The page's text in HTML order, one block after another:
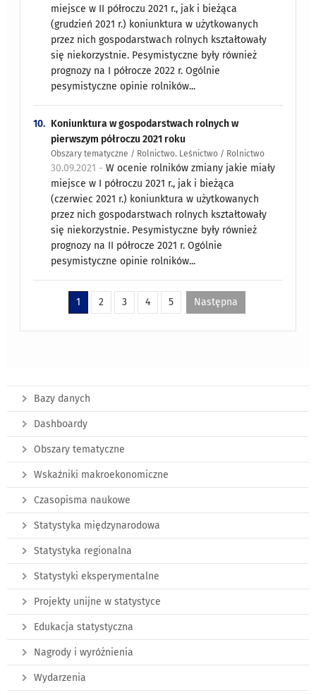
miejsce w II półroczu 2021 r., jak i bieżąca
(grudzień 2021 r.) koniunktura w użytkowanych
przez nich gospodarstwach rolnych kształtowały
się niekorzystnie. Pesymistyczne były również
prognozy na I półrocze 2022 r. Ogólnie
pesymistyczne opinie rolników...
10. Koniunktura w gospodarstwach rolnych w
pierwszym półroczu 2021 roku
Obszary tematyczne / Rolnictwo. Leśnictwo / Rolnictwo
30.09.2021 -W ocenie rolników zmiany jakie miały
miejsce w I półroczu 2021 r., jak i bieżąca
(czerwiec 2021 r.) koniunktura w użytkowanych
przez nich gospodarstwach rolnych kształtowały
się niekorzystnie. Pesymistyczne były również
prognozy na II półrocze 2021 r. Ogólnie
pesymistyczne opinie rolników...
1 2 3 4 5 Następna
Bazy danych
Dashboardy
Obszary tematyczne
Wskaźniki makroekonomiczne
Czasopisma naukowe
Statystyka międzynarodowa
Statystyka regionalna
Statystyki eksperymentalne
Projekty unijne w statystyce
Edukacja statystyczna
Nagrody i wyróżnienia
Wydarzenia